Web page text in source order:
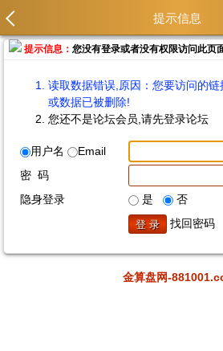
提示信息
提示信息：您没有登录或者没有权限访问此页
读取数据错误,原因：您要访问的链
或数据已被删除!
您还不是论坛会员,请先登录论坛
用户名
Email
密 码
隐身登录
是
否
找回密码
金算盘网-